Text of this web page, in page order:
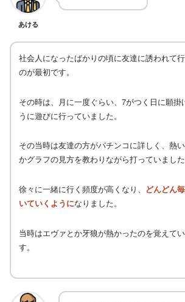
あける
社会人になったばかりの頃に友達に誘われて
のが最初です。
その時は、月に一度ぐらい、7がつく日に願掛
うに遊びに行っていました。
その当時は友達の方がパチンコに詳しく、熱
かグラフの見方を教わりながら打っていました
徐々に一緒に行く頻度が高くなり、
どんどん
いていくようになりました。
当時はエヴァとか牙狼が熱かったのを覚えて
す。